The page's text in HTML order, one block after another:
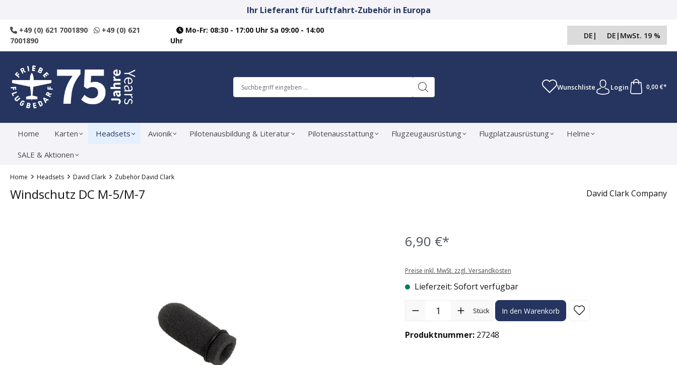
Ihr Lieferant für Luftfahrt-Zubehör in Europa
+49 (0) 621 7001890
+49 (0) 621
7001890
Mo-Fr: 08:30 - 17:00 Uhr Sa 09:00 - 14:00
Uhr
DE | DE | MwSt. 19 %
Wunschliste Login 0,00 €*
Home Karten Headsets Avionik Pilotenausbildung & Literatur Pilotenausstattung Flugzeugausrüstung Flugplatzausrüstung Helme
SALE & Aktionen
Home Headsets David Clark Zubehör David Clark
Windschutz DC M-5/M-7 David Clark Company
6,90 €*
Preise inkl. MwSt. zzgl. Versandkosten
Lieferzeit: Sofort verfügbar
Produkt Anzahl: Gib den gewünschten Wert ein oder benutze die
Stück In den Warenkorb
Produktnummer: 27248